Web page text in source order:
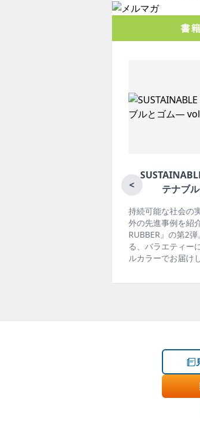
書
<
SUSTAINABLE ＆ RUBBER―サス
テナブルとゴム― vol.2
持続可能な社会の実現に向けた、ゴム業界
外の先進事例を紹介する『SUSTAINABLE ＆
RUBBER』の第2弾。34の企業・団体によ
る、バラエティーに富んだ35の取り組みを